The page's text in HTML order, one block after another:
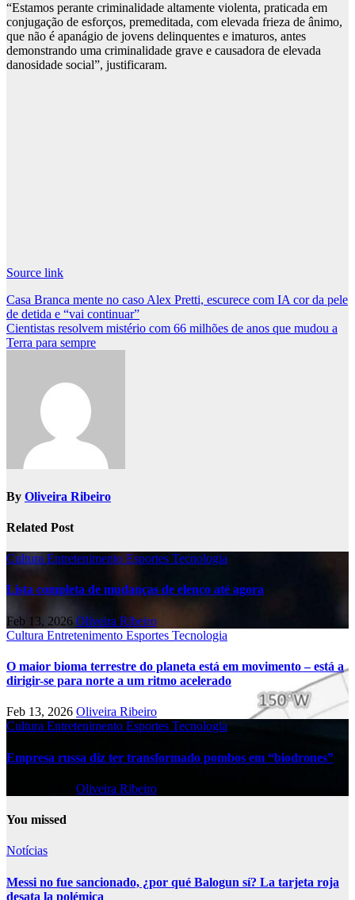
“Estamos perante criminalidade altamente violenta, praticada em
conjugação de esforços, premeditada, com elevada frieza de ânimo,
que não é apanágio de jovens delinquentes e imaturos, antes
demonstrando uma criminalidade grave e causadora de elevada
danosidade social”, justificaram.
Source link
Post
navigation
Casa Branca mente no caso Alex Pretti, escurece com IA cor da pele
de detida e “vai continuar”
Cientistas resolvem mistério com 66 milhões de anos que mudou a
Terra para sempre
By Oliveira Ribeiro
Related Post
Cultura Entretenimento Esportes Tecnologia
Lista completa de mudanças de elenco até agora
Feb 13, 2026 Oliveira Ribeiro
Cultura Entretenimento Esportes Tecnologia
O maior bioma terrestre do planeta está em movimento – está a
dirigir-se para norte a um ritmo acelerado
Feb 13, 2026 Oliveira Ribeiro
Cultura Entretenimento Esportes Tecnologia
Empresa russa diz ter transformado pombos em “biodrones”
Oliveira Ribeiro
You missed
Notícias
Messi no fue sancionado, ¿por qué Balogun sí? La tarjeta roja
desata la polémica